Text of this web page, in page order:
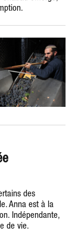
des
Anna est à la
Indépendante,
de vie.